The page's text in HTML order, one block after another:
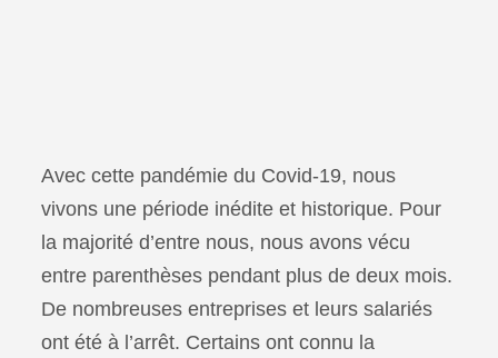
Avec cette pandémie du Covid-19, nous
vivons une période inédite et historique. Pour
la majorité d’entre nous, nous avons vécu
entre parenthèses pendant plus de deux mois.
De nombreuses entreprises et leurs salariés
ont été à l’arrêt. Certains ont connu la